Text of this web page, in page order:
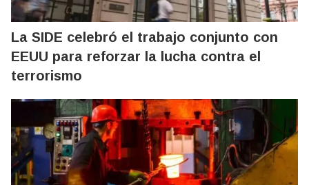
La SIDE celebró el trabajo conjunto con
EEUU para reforzar la lucha contra el
terrorismo